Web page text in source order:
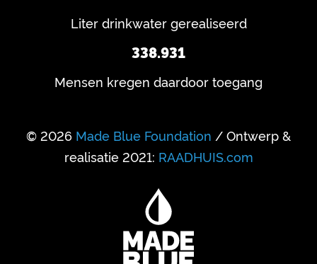
Liter drinkwater gerealiseerd
338.931
Mensen kregen daardoor toegang
© 2026 Made Blue Foundation / Ontwerp &
realisatie 2021: RAADHUIS.com